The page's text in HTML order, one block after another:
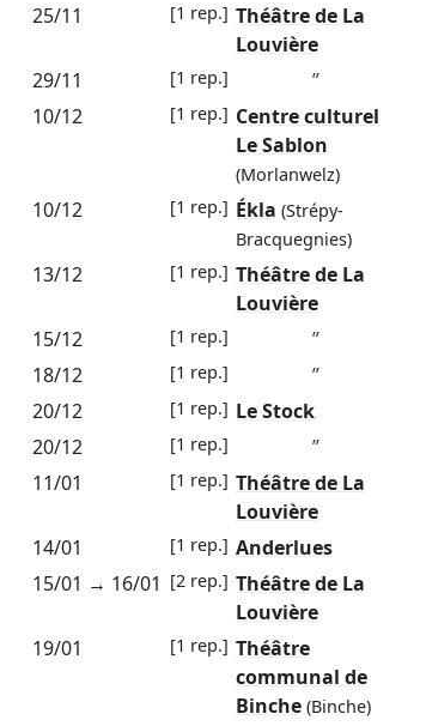
25/11 [1 rep.] Théâtre de La
Louvière
29/11 [1 rep.]
”
10/12 [1 rep.] Centre culturel
Le Sablon
(Morlanwelz)
10/12 [1 rep.] Ékla (Strépy-
Bracquegnies)
13/12 [1 rep.] Théâtre de La
Louvière
15/12 [1 rep.]
”
18/12 [1 rep.]
”
20/12 [1 rep.] Le Stock
20/12 [1 rep.]
”
11/01 [1 rep.] Théâtre de La
Louvière
14/01 [1 rep.] Anderlues
15/01 → 16/01 [2 rep.] Théâtre de La
Louvière
19/01 [1 rep.] Théâtre
communal de
Binche (Binche)